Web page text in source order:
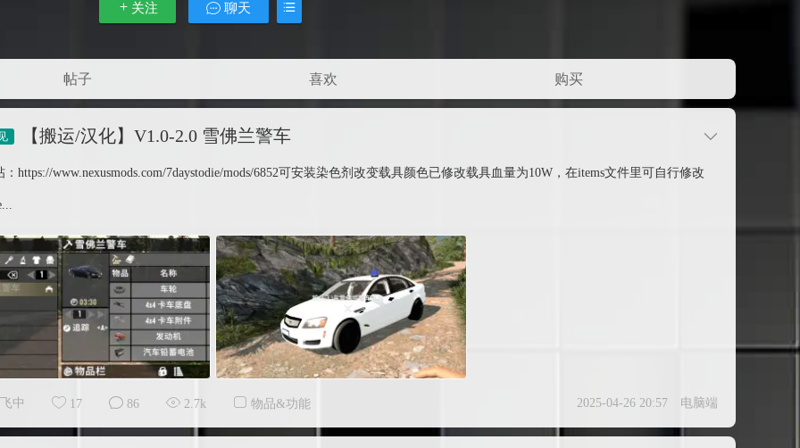
关注 聊天
帖子 喜欢 购买
【搬运/汉化】V1.0-2.0 雪佛兰警车
：https://www.nexusmods.com/7daystodie/mods/6852可安装染色剂改变载具颜色已修改载具血量为10W，在items文件里可自行修改
中 17 86 2.7k 物品&功能 2025-04-26 20:57 电脑端